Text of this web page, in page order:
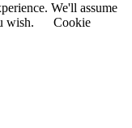
We'll assume
wish.
Cookie